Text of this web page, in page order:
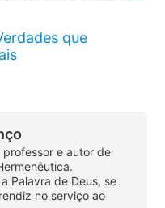
que
professor e autor de
Palavra de Deus, se
no serviço ao